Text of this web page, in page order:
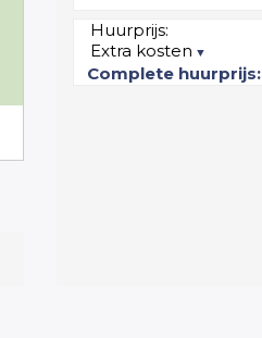
Huurprijs:
Extra kosten
Complete huurprijs: